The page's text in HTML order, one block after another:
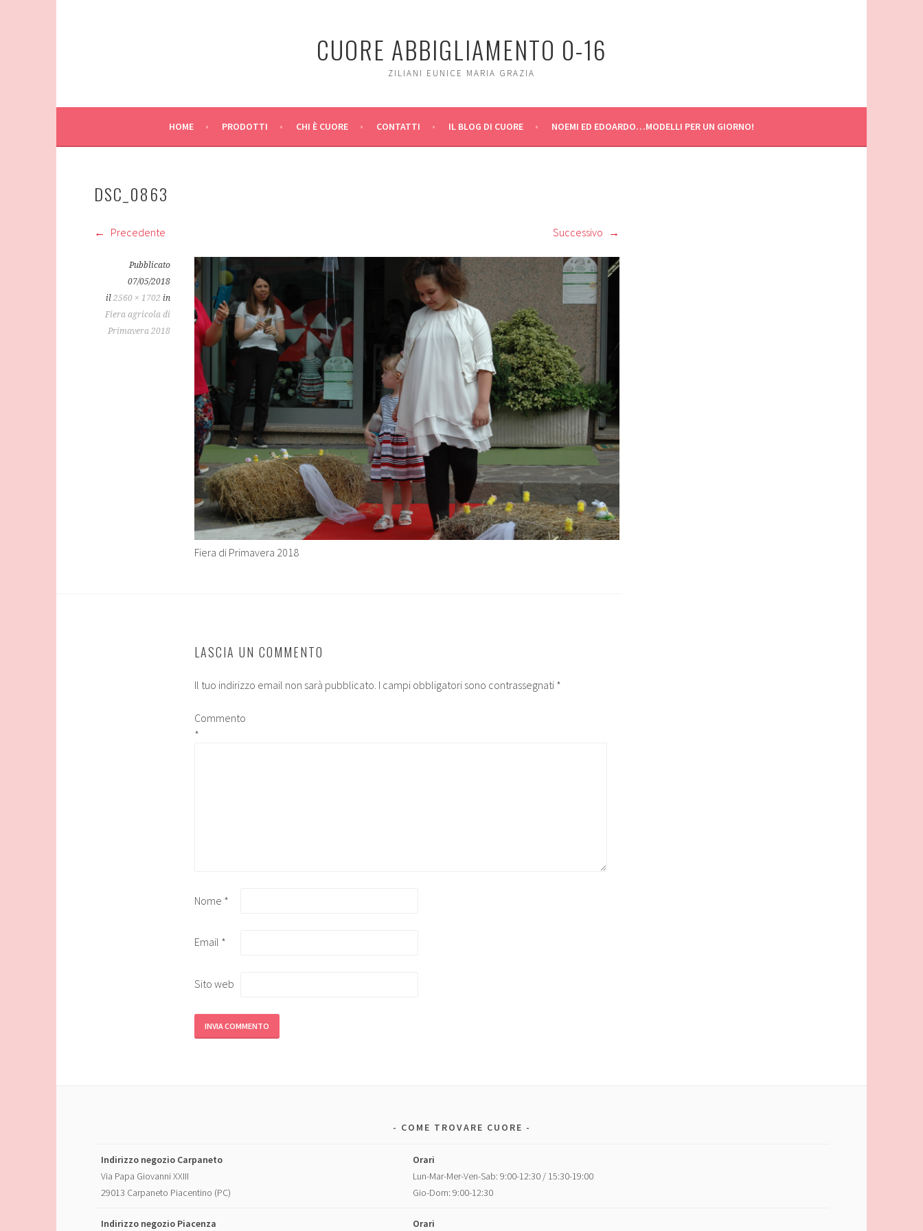
CUORE ABBIGLIAMENTO 0-16
ZILIANI EUNICE MARIA GRAZIA
HOME PRODOTTI CHI È CUORE CONTATTI IL BLOG DI CUORE NOEMI ED EDOARDO…MODELLI PER UN GIORNO!
DSC_0863
Precedente Successivo
Pubblicato
07/05/2018
il 2560 × 1702 in
Fiera agricola di
Primavera 2018
Fiera di Primavera 2018
LASCIA UN COMMENTO
Il tuo indirizzo email non sarà pubblicato. I campi obbligatori sono contrassegnati *
Commento
*
Nome *
Email *
Sito web
COME TROVARE CUORE
Indirizzo negozio Carpaneto
Via Papa Giovanni XXIII
29013 Carpaneto Piacentino (PC)
Orari
Lun-Mar-Mer-Ven-Sab: 9:00-12:30 / 15:30-19:00
Gio-Dom: 9:00-12:30
Indirizzo negozio Piacenza Orari